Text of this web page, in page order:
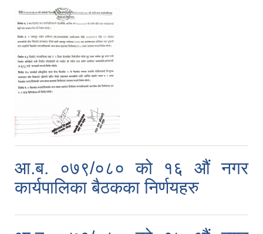
आ.ब. ०७९/०८० को १६ औं नगर
कार्यपालिका बैठकका निर्णयहरु